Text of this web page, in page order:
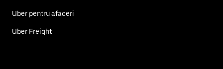
Uber pentru afaceri
Uber Freight